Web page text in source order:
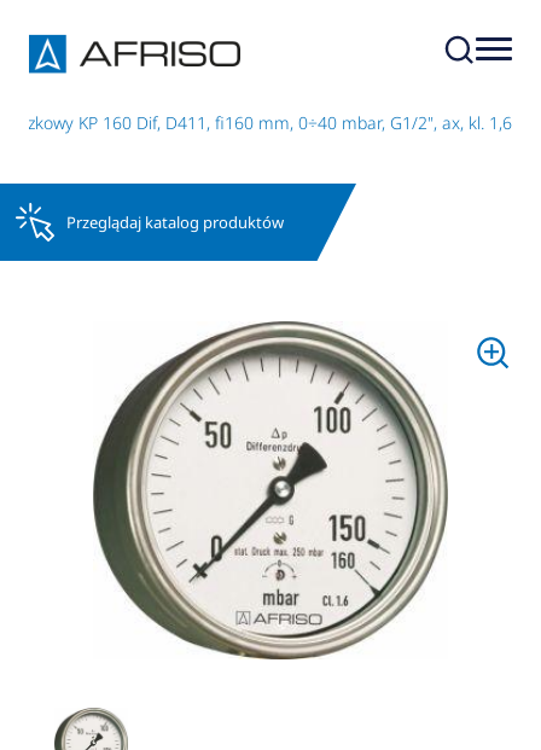
KP 160 Dif, D411, fi160 mm, 0÷40 mbar, G1/2", ax, kl. 1,6
Przeglądaj katalog produktów